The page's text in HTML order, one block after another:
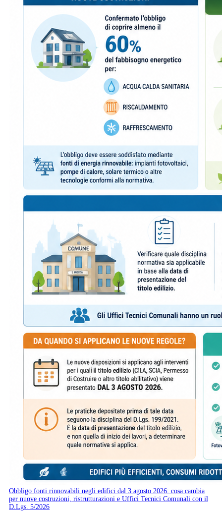
Obbligo fonti rinnovabili negli edifici dal 3 agosto 2026: cosa cambia
per nuove costruzioni, ristrutturazioni e Uffici Tecnici Comunali con il
D.Lgs. 5/2026